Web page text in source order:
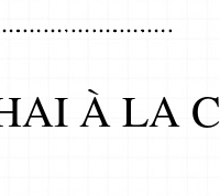
À LA